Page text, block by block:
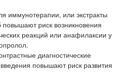
иммунотерапии, или экстракты
риск возникновения
реакций или анафилаксии у
диагностические
повышают риск развития